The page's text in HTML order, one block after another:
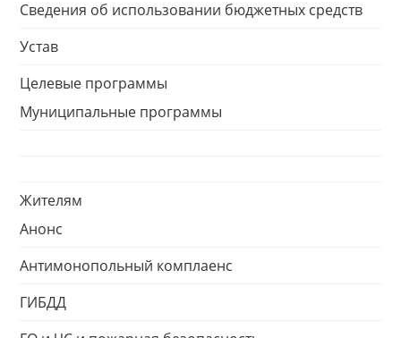
Сведения об использовании бюджетных средств
Устав
Целевые программы
Муниципальные программы
Жителям
Анонс
Антимонопольный комплаенс
ГИБДД